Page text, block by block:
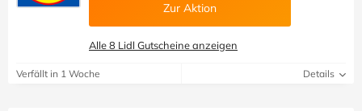
Zur Aktion
Alle 8 Lidl Gutscheine anzeigen
Verfällt in 1 Woche Details